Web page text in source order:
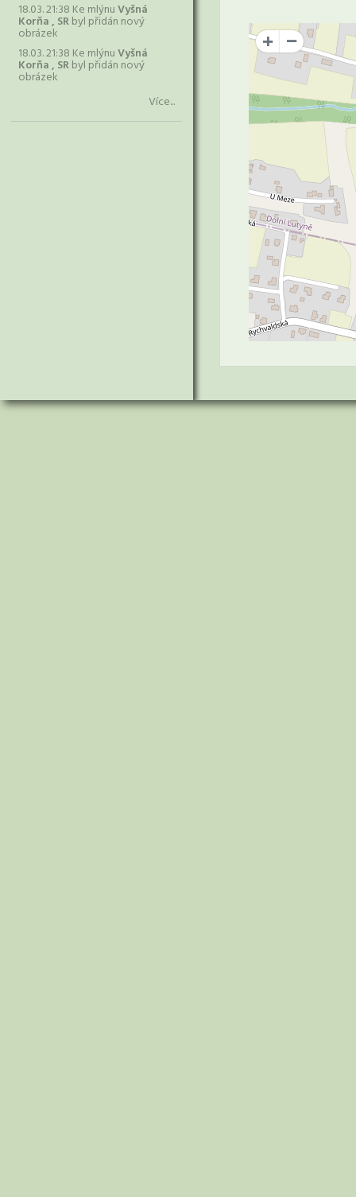
18.03. 21:38 Ke mlýnuVyšná
Korňa , SRbyl přidán nový
obrázek
18.03. 21:38 Ke mlýnuVyšná
Korňa , SRbyl přidán nový
obrázek
Více...
+